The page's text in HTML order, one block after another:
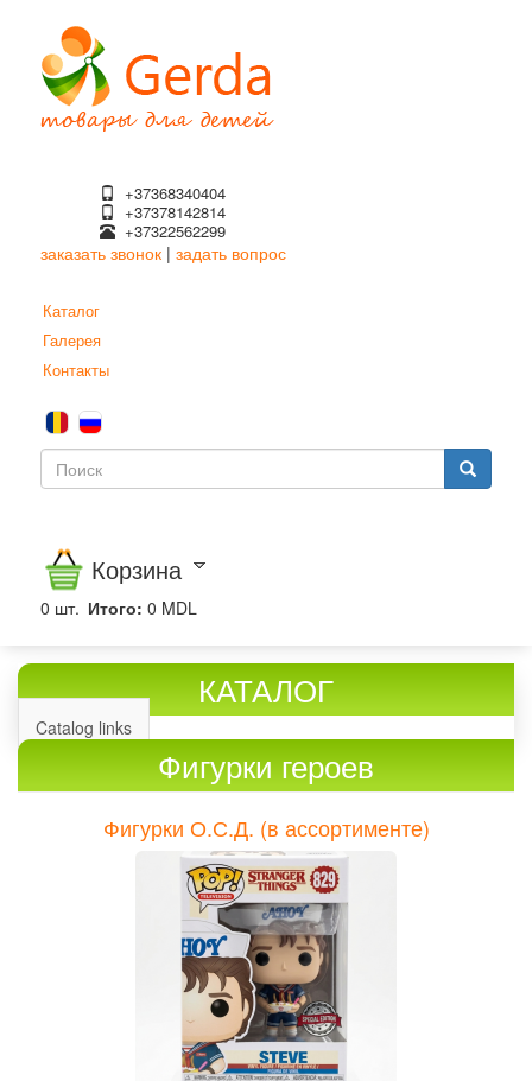
основному
содержанию
+37368340404
+37378142814
+37322562299
заказать звонок | задать вопрос
Каталог
Галерея
Контакты
Форма
Корзина
0 шт. Итого: 0 MDL
КАТАЛОГ
Catalog links
Фигурки героев
Фигурки О.С.Д. (в ассортименте)